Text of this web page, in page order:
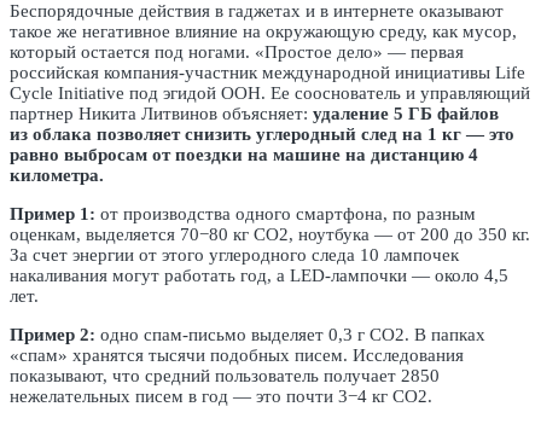
Беспорядочные действия в гаджетах и в интернете оказывают
такое же негативное влияние на окружающую среду, как мусор,
который остается под ногами. «Простое дело» — первая
российская компания-участник международной инициативы Life
Cycle Initiative под эгидой ООН. Ее сооснователь и управляющий
партнер Никита Литвинов объясняет: удаление 5 ГБ файлов
из облака позволяет снизить углеродный след на 1 кг — это
равно выбросам от поездки на машине на дистанцию 4
километра.
Пример 1: от производства одного смартфона, по разным
оценкам, выделяется 70−80 кг CO2, ноутбука — от 200 до 350 кг.
За счет энергии от этого углеродного следа 10 лампочек
накаливания могут работать год, а LED-лампочки — около 4,5
лет.
Пример 2: одно спам-письмо выделяет 0,3 г СО2. В папках
«спам» хранятся тысячи подобных писем. Исследования
показывают, что средний пользователь получает 2850
нежелательных писем в год — это почти 3−4 кг CO2.